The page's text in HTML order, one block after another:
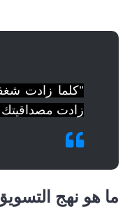
"كلما زادت
زادت مصداقيتك
ما هو نهج